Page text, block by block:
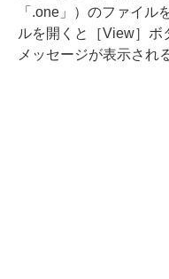
「.one」）のファイル
ルを開くと［View］ボ
メッセージが表示され